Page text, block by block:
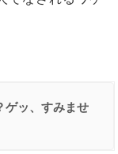
ゲッ、すみませ